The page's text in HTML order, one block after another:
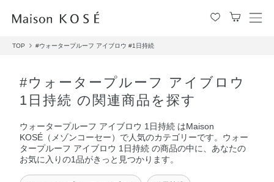
メ
TOP #ウォータープルーフ アイブロウ #1日持続
#ウォータープルーフ アイブロウ
1日持続 の関連商品を探す
ウォータープルーフ アイブロウ 1日持続 はMaison
KOSÉ（メゾンコーセー）で人気のカテゴリーです。ウォー
タープルーフ アイブロウ 1日持続 の商品の中に、あなたの
お気に入りの1品がきっと見つかります。